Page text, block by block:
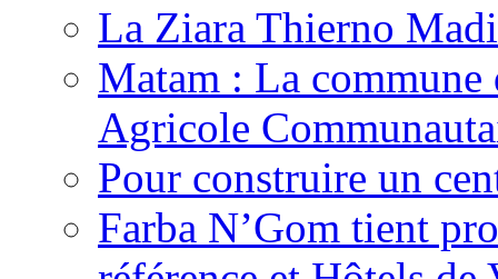
La Ziara Thierno
Matam : La
Agricole
Pour construire un
Farba N’Gom tient